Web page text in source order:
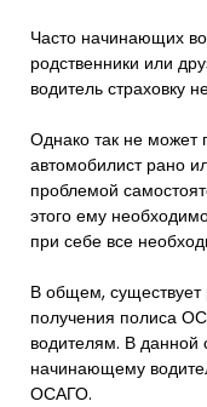
Часто начинающих
родственники или
водитель страховку
Однако так не может
автомобилист рано
проблемой
этого ему
при себе все
В общем,
получения полиса
водителям. В данной
начинающему
ОСАГО.